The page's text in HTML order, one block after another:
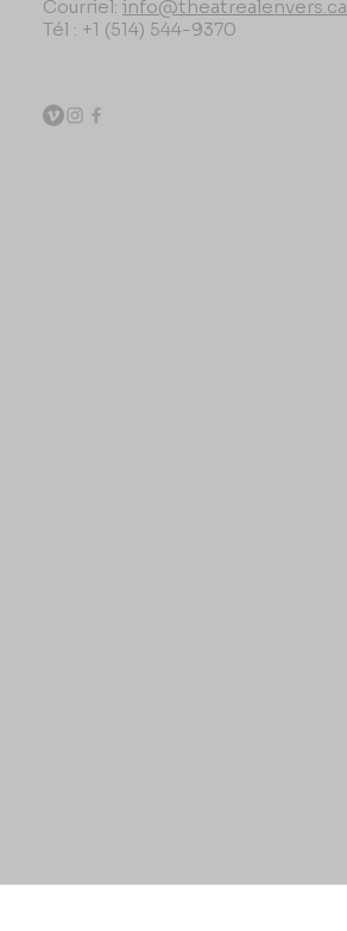
Courriel: info@theatrealenvers.ca
Tél : +1 (514) 544-9370